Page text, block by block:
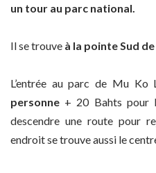
un tour au parc national.
Il se trouve à la pointe Sud de
L’entrée au parc de Mu Ko
personne + 20 Bahts pour
descendre une route pour
endroit se trouve aussi le